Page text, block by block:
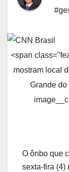
<span
mostram local
Grande
O ônbo que
sexta-fira (4)